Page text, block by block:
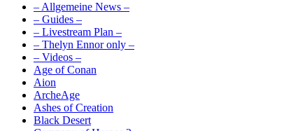
– Allgemeine News –
– Guides –
– Livestream Plan –
– Thelyn Ennor only –
– Videos –
Age of Conan
Aion
ArcheAge
Ashes of Creation
Black Desert